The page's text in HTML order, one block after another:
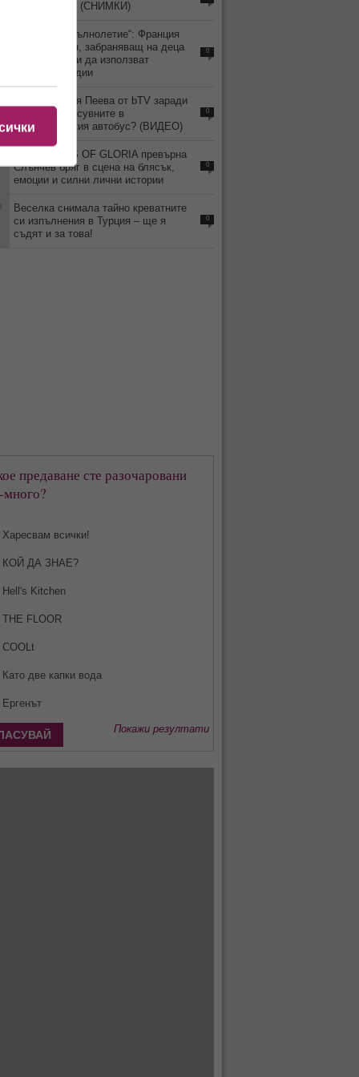
гимнастичка! (СНИМКИ)
„Дигитално пълнолетие“: Франция
приема закон, забраняващ на деца
под 15 години да използват
социални медии
0
Уволнили Рая Пеева от bTV заради
скандала и псувните в
междуградския автобус? (ВИДЕО)
0
MISS TRANS OF GLORIA превърна
Слънчев бряг в сцена на блясък,
емоции и силни лични истории
0
Веселка снимала тайно креватните
си изпълнения в Турция – ще я
съдят и за това!
0
предаване сте разочаровани
много?
Харесвам всички!
КОЙ ДА ЗНАЕ?
Hell's Kitchen
THE FLOOR
COOLt
Като две капки вода
Ергенът
Покажи резултати